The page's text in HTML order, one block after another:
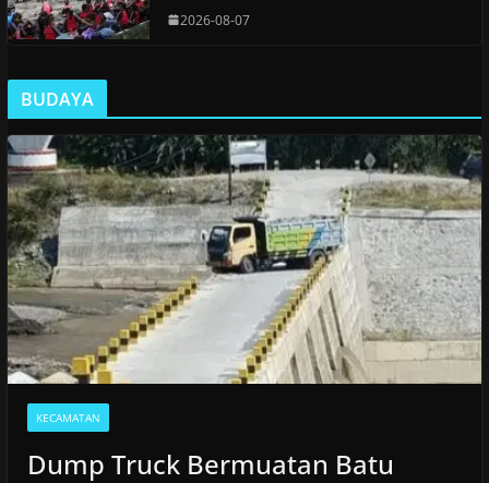
2026-08-07
BUDAYA
KECAMATAN
Dump Truck Bermuatan Batu